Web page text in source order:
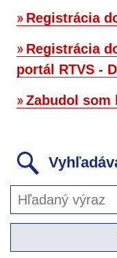
Registrácia
Registrácia
portál RTVS -
Zabudol som